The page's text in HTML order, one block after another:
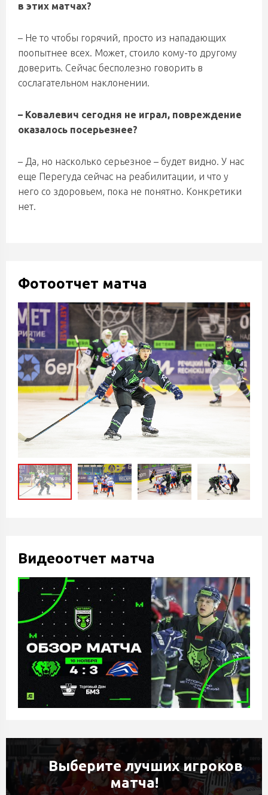
в этих матчах?
– Не то чтобы горячий, просто из нападающих
поопытнее всех. Может, стоило кому-то другому
доверить. Сейчас бесполезно говорить в
сослагательном наклонении.
– Ковалевич сегодня не играл, повреждение
оказалось посерьезнее?
– Да, но насколько серьезное – будет видно. У нас
еще Перегуда сейчас на реабилитации, и что у
него со здоровьем, пока не понятно. Конкретики
нет.
Фотоотчет матча
Видеоотчет матча
Выберите лучших игроков
матча!